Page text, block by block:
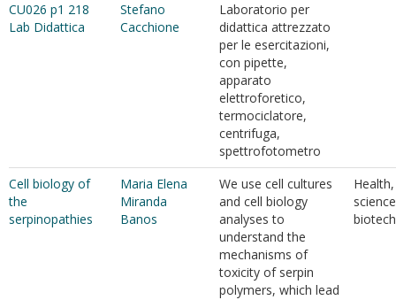
CU026 p1 218
Lab Didattica
Stefano
Cacchione
Laboratorio per
didattica attrezzato
per le esercitazioni,
con pipette,
apparato
elettroforetico,
termociclatore,
centrifuga,
spettrofotometro
Cell biology of
the
serpinopathies
Maria Elena
Miranda
Banos
We use cell cultures
and cell biology
analyses to
understand the
mechanisms of
toxicity of serpin
polymers, which lead